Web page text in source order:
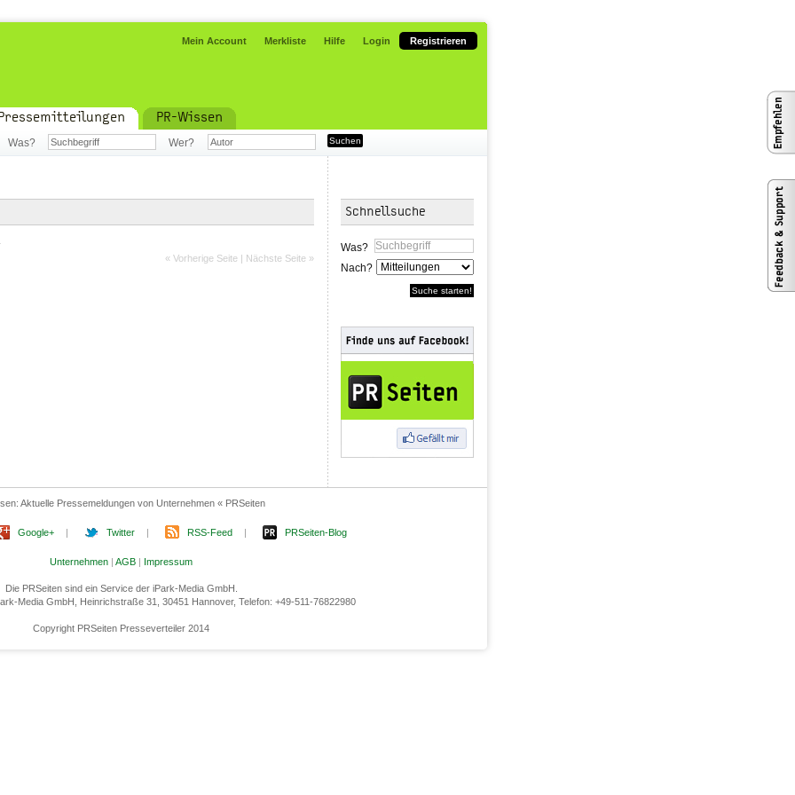
Mein Account Merkliste Hilfe Login Registrieren
PR-Wissen
Was? Wer?
« Vorherige Seite | Nächste Seite »
Schnellsuche
Was?
Nach?
Aktuelle Pressemeldungen von Unternehmen « PRSeiten
Google+ | Twitter | RSS-Feed | PRSeiten-Blog
Unternehmen | AGB | Impressum
Die PRSeiten sind ein Service der iPark-Media GmbH.
Media GmbH, Heinrichstraße 31, 30451 Hannover, Telefon: +49-511-76822980
Copyright PRSeiten Presseverteiler 2014